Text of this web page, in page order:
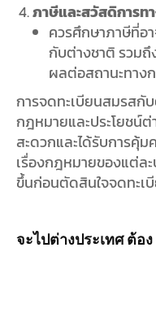
ภาษีและสวัสดิการท
ควรศึกษาภาษีที่อ
กับต่างชาติ รวมถึ
ผลต่อสถานะทาง
การจดทะเบียนสมรสกั
กฎหมายและประโยชน์ต่
สะดวกและได้รับการคุ้
เรื่องกฎหมายของแต่ล
ขึ้นก่อนตัดสินใจจดทะเ
จะไปต่างประเทศ ต้อง